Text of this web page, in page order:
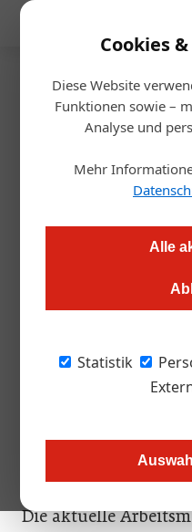
Cookies
Diese Website
Funktionen sowie –
Analyse und
Mehr
Alle
Statistik
Startseite
Austrian Business Check:
Bild oben:
aber für die
Arbeitspotenzial.
Die aktuelle